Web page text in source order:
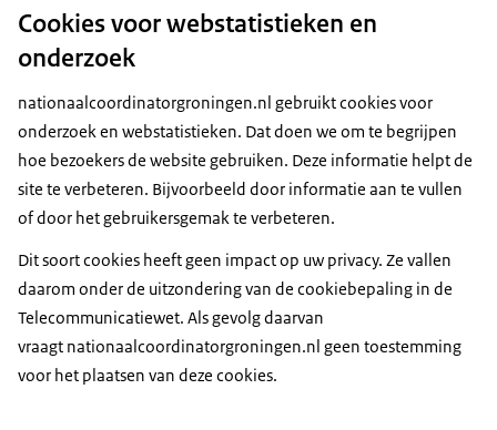
Cookies voor webstatistieken en
onderzoek
nationaalcoordinatorgroningen.nl gebruikt cookies voor
onderzoek en webstatistieken. Dat doen we om te begrijpen
hoe bezoekers de website gebruiken. Deze informatie helpt de
site te verbeteren. Bijvoorbeeld door informatie aan te vullen
of door het gebruikersgemak te verbeteren.
Dit soort cookies heeft geen impact op uw privacy. Ze vallen
daarom onder de uitzondering van de cookiebepaling in de
Telecommunicatiewet. Als gevolg daarvan
vraagt nationaalcoordinatorgroningen.nl geen toestemming
voor het plaatsen van deze cookies.